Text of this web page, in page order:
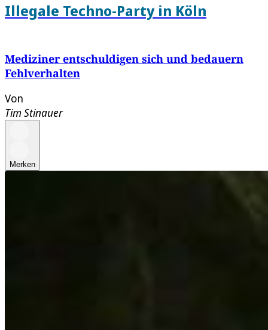
Illegale Techno-Party in Köln
Mediziner entschuldigen sich und bedauern
Fehlverhalten
Von
Tim Stinauer
Merken